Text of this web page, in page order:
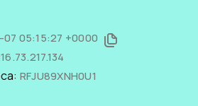
05:15:27 +0000
RFJU89XNH0U1